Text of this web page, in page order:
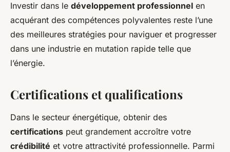
Investir dans le développement professionnel en
acquérant des compétences polyvalentes reste l’une
des meilleures stratégies pour naviguer et progresser
dans une industrie en mutation rapide telle que
l’énergie.
Certifications et qualifications
Dans le secteur énergétique, obtenir des
certifications peut grandement accroître votre
crédibilité et votre attractivité professionnelle. Parmi